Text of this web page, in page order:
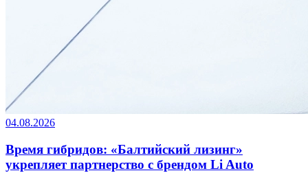
04.08.2026
Время гибридов: «Балтийский лизинг»
укрепляет партнерство с брендом Li Auto